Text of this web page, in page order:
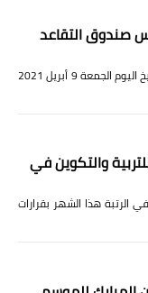
صندوق التقاعد
قام موقع الصندوق المغربي للتقاعد بتحديث جديد بتاريخ اليوم الجمعة 9 أبريل 2021
والتكوين في
الرتبة هذا الشهر بقرارات